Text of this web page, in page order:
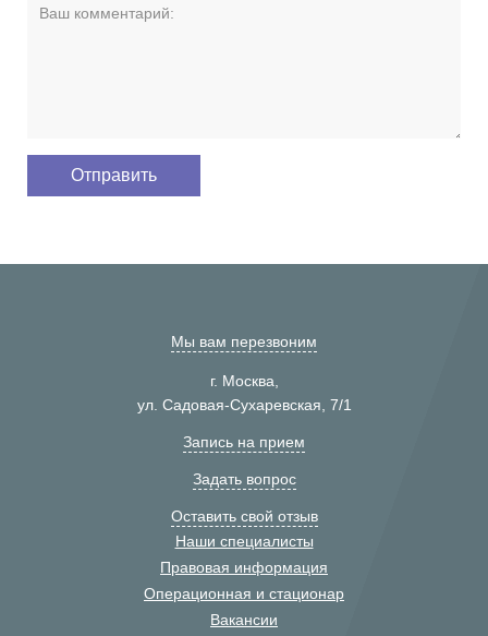
Мы вам перезвоним
г. Москва,
ул. Садовая-Сухаревская, 7/1
Запись на прием
Задать вопрос
Оставить свой отзыв
Наши специалисты
Правовая информация
Операционная и стационар
Вакансии